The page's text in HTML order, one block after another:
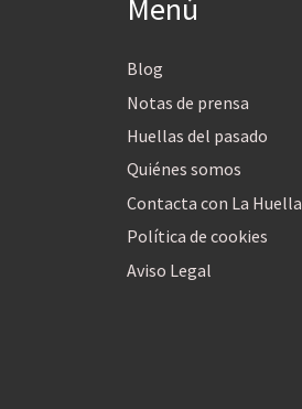
Menú
Blog
Notas de prensa
Huellas del pasado
Quiénes somos
Contacta con La Huella
Política de cookies
Aviso Legal